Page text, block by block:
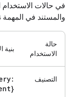
في حالات الاستخدام
والمستند في المهمة
حالة
الاستخدام
بنية
التصنيف